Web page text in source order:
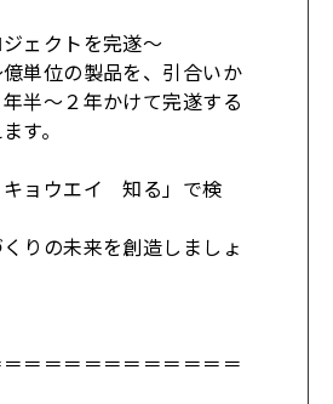
ェクトを完遂～
単位の製品を、引合いか
半～２年かけて完遂する
す。
ョウエイ 知る」で検
りの未来を創造しましょ
＝＝＝＝＝＝＝＝＝＝＝